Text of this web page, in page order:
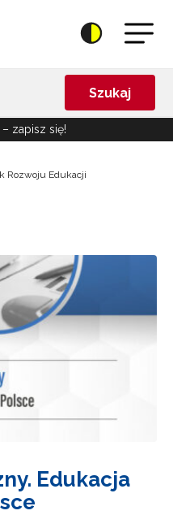
Szukaj
zapisz się!
Rozwoju Edukacji
Edukacja